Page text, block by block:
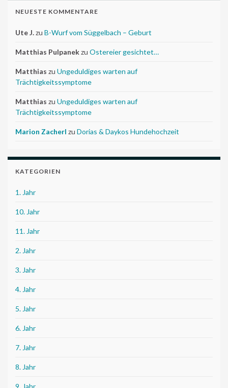
NEUESTE KOMMENTARE
Ute J.zu B-Wurf vom Süggelbach – Geburt
Matthias Pulpanekzu Ostereier gesichtet…
Matthias zu Ungeduldiges warten auf
Trächtigkeitssymptome
Matthias zu Ungeduldiges warten auf
Trächtigkeitssymptome
Marion Zacherl zu Dorias & Daykos Hundehochzeit
KATEGORIEN
1. Jahr
10. Jahr
11. Jahr
2. Jahr
3. Jahr
4. Jahr
5. Jahr
6. Jahr
7. Jahr
8. Jahr